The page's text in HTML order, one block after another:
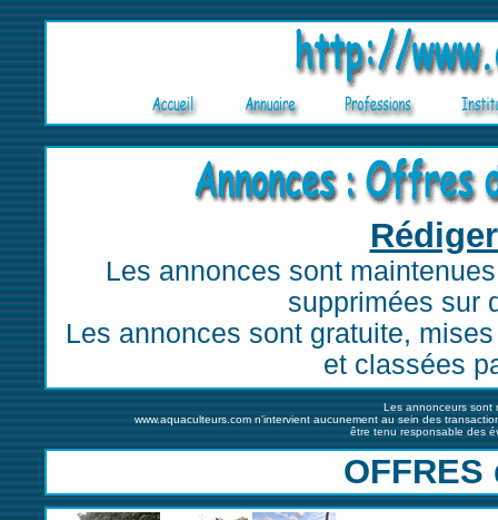
Les annonces sont
supprimées sur
Les annonces sont gratuite,
et classées
Les annonceurs sont
www.aquaculteurs.com n'intervient aucunement au sein des
être tenu responsable des
OFFRES